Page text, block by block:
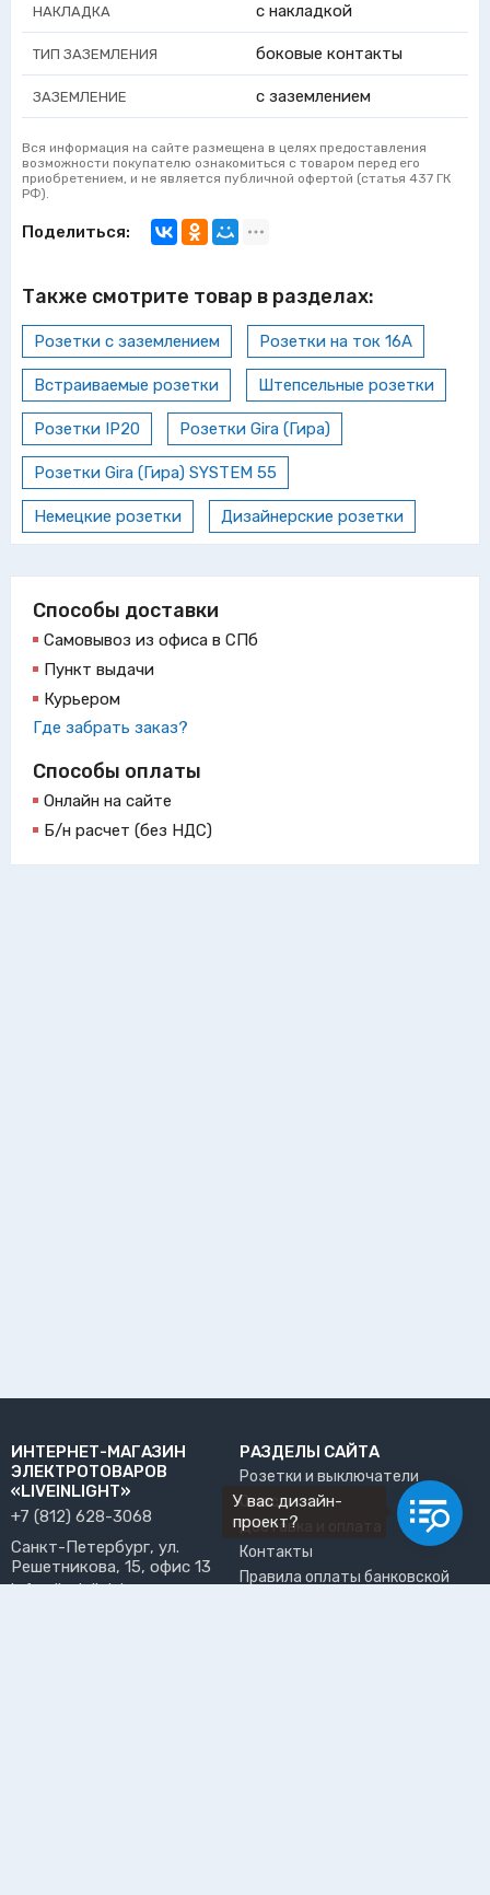
НАКЛАДКА с накладкой
ТИП ЗАЗЕМЛЕНИЯ боковые контакты
ЗАЗЕМЛЕНИЕ с заземлением
Вся информация на сайте размещена в целях предоставления
возможности покупателю ознакомиться с товаром перед его
приобретением, и не является публичной офертой (статья 437 ГК
РФ).
Поделиться:
Также смотрите товар в разделах:
Розетки с заземлением Розетки на ток 16А
Встраиваемые розетки Штепсельные розетки
Розетки IP20 Розетки Gira (Гира)
Розетки Gira (Гира) SYSTEM 55
Немецкие розетки Дизайнерские розетки
Способы доставки
Самовывоз из офиса в СПб
Пункт выдачи
Курьером
Где забрать заказ?
Способы оплаты
Онлайн на сайте
Б/н расчет (без НДС)
ИНТЕРНЕТ-МАГАЗИН
ЭЛЕКТРОТОВАРОВ
«LIVEINLIGHT»
+7 (812) 628-3068
Санкт-Петербург, ул.
Решетникова, 15, офис 13
info@liveinlight.ru
РАЗДЕЛЫ САЙТА
Розетки и выключатели
О нас
Доставка и оплата
Контакты
Правила оплаты банковской
У вас дизайн-
проект?